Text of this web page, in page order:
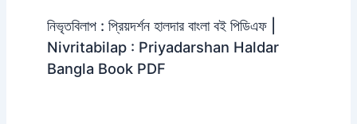
নিভৃতবিলাপ : প্রিয়দর্শন হালদার বাংলা বই পিডিএফ |
Nivritabilap : Priyadarshan Haldar
Bangla Book PDF